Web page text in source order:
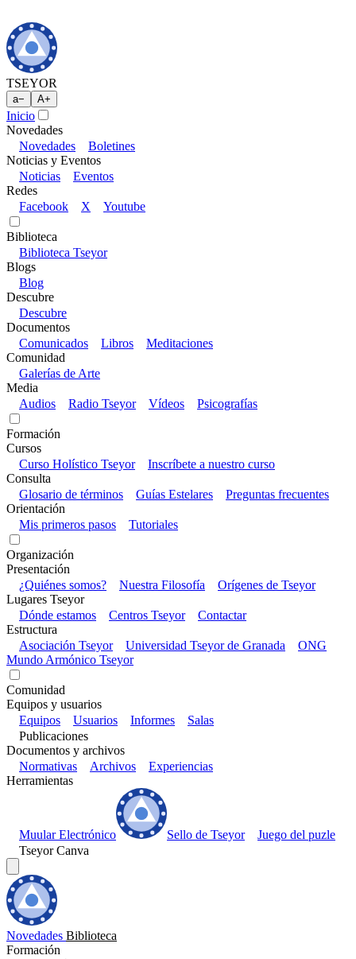
TSEYOR
a− A+
Inicio
Novedades
Novedades
Boletines
Noticias y Eventos
Noticias
Eventos
Redes
Facebook
X Youtube
Biblioteca
Biblioteca Tseyor
Blogs
Blog
Descubre
Descubre
Documentos
Comunicados
Libros
Meditaciones
Comunidad
Galerías de Arte
Media
Audios
Radio Tseyor Vídeos Psicografías
Formación
Cursos
Curso Holístico Tseyor
Inscríbete a nuestro curso
Consulta
Glosario de términos
Guías Estelares
Preguntas frecuentes
Orientación
Mis primeros pasos
Tutoriales
Organización
Presentación
¿Quiénes somos?
Nuestra Filosofía
Orígenes de Tseyor
Lugares Tseyor
Dónde estamos
Centros Tseyor
Contactar
Estructura
Asociación Tseyor
Universidad Tseyor de Granada
ONG
Mundo Armónico Tseyor
Comunidad
Equipos y usuarios
Equipos
Usuarios Informes
Salas
Publicaciones
Documentos y archivos
Normativas
Archivos
Experiencias
Herramientas
Muular Electrónico Sello de Tseyor
Juego del puzle
Tseyor Canva
Novedades Biblioteca
Formación